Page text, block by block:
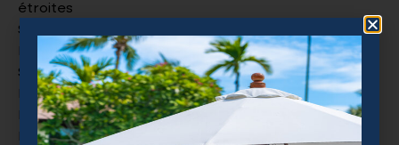
étroites
Surface: Tissage en fibre de polyaramide
Poignée: Poignée de performance en cuir
Spécifications: 17 H x 7 L
Poids: 230-240 g
Poids de l’oscillation: 120-122
Longueur de la poignée: 6.25 po